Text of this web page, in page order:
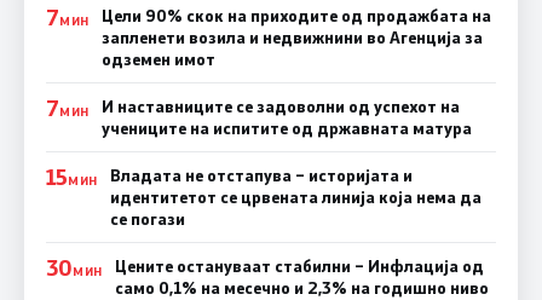
7МИН
Цели 90% скок на приходите од продажбата на
запленети возила и недвижнини во Агенција за
одземен имот
7МИН
И наставниците се задоволни од успехот на
учениците на испитите од државната матура
15МИН
Владата не отстапува – историјата и
идентитетот се црвената линија која нема да
се погази
30МИН
Цените остануваат стабилни – Инфлација од
само 0,1% на месечно и 2,3% на годишно ниво